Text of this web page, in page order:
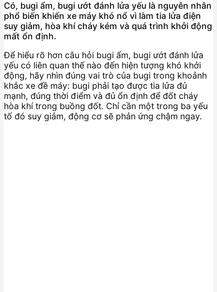
Có, bugi ẩm, bugi ướt đánh lửa yếu là nguyên nhân
phổ biến khiến xe máy khó nổ vì làm tia lửa điện
suy giảm, hòa khí cháy kém và quá trình khởi động
mất ổn định.
Để hiểu rõ hơn câu hỏi bugi ẩm, bugi ướt đánh lửa
yếu có liên quan thế nào đến hiện tượng khó khởi
động, hãy nhìn đúng vai trò của bugi trong khoảnh
khắc xe đề máy: bugi phải tạo được tia lửa đủ
mạnh, đúng thời điểm và đủ ổn định để đốt cháy
hòa khí trong buồng đốt. Chỉ cần một trong ba yếu
tố đó suy giảm, động cơ sẽ phản ứng chậm ngay.